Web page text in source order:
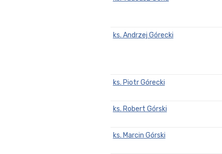
ks. Andrzej Górecki
ks. Piotr Górecki
ks. Robert Górski
ks. Marcin Górski